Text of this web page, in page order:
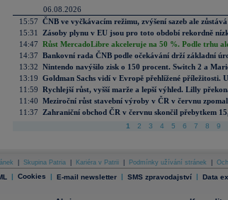
06.08.2026
15:57 ČNB ve vyčkávacím režimu, zvýšení sazeb ale
15:31
Zásoby plynu v EU jsou pro toto období rekordně
14:47 Růst MercadoLibre akceleruje na 50 %. Podle trhu
14:37 Bankovní rada ČNB podle očekávání drží základní
13:32 Nintendo navýšilo zisk o 150 procent. Switch 2 a
13:19 Goldman Sachs vidí v Evropě přehlížené příležitosti.
11:59 Rychlejší růst, vyšší marže a lepší výhled. Lilly
11:40 Meziroční růst stavební výroby v ČR v červnu
11:37
Zahraniční obchod ČR v červnu skončil přebytkem
1 2 3 4 5 6 7 8 9
Skupina Patria Kariéra v Patrii Podmínky užívání stránek
| Cookies | E-mail newsletter | SMS zpravodajství | Data